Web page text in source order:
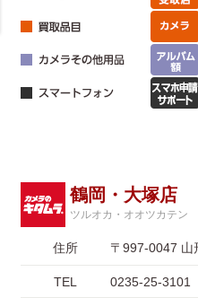
鶴岡・大塚店
ツルオカ・オオツカテン
住所 〒997-0047 山
TEL 0235-25-3101